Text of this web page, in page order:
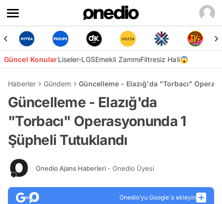
Güncel KonularLiseler-LGSEmekli ZammıFiltresiz Hali😱
Haberler Gündem Güncelleme - Elazığ'da "Torbacı"
Güncelleme - Elazığ'da
"Torbacı" Operasyonunda 1
Şüpheli Tutuklandı
Onedio Ajans Haberleri - Onedio Üyesi
Onedio’yu Google'a ekleyin